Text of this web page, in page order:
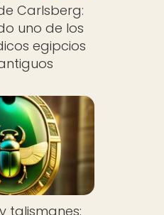
Carlsberg:
uno de los
egipcios
talismanes: